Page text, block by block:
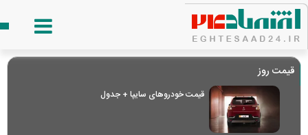
قیمت روز
قیمت خودرو‌های سایپا + جدول